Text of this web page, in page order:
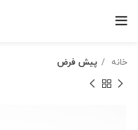
خانه پیش فرض